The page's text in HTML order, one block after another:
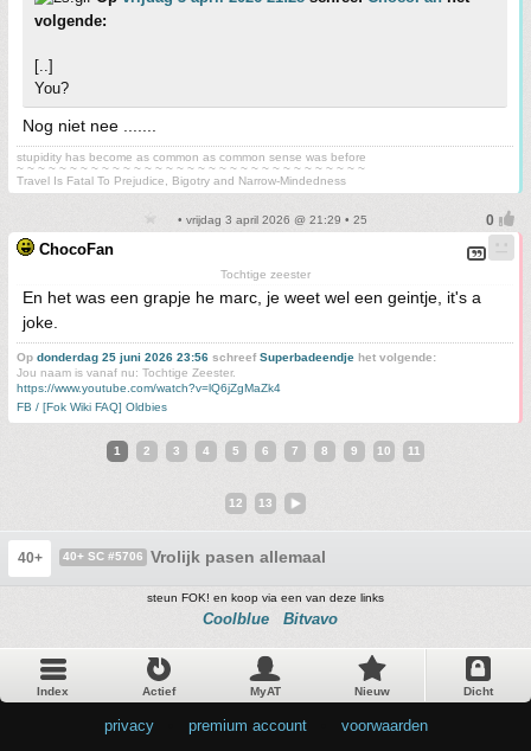
volgende:
[..]
You?
Nog niet nee .......
stupidity has become as common as common sense was before
~ ~ ~ ~ ~ ~ ~ ~ ~ ~ ~ ~ ~ ~ ~ ~ ~ ~ ~ ~ ~ ~ ~ ~ ~ ~ ~ ~ ~ ~ ~ ~ ~
Travel Is Fatal To Prejudice, Bigotry and Narrow-Mindedness
• vrijdag 3 april 2026 @ 21:29 • 25
ChocoFan
Tochtige zeester
En het was een grapje he marc, je weet wel een geintje, it's a
joke.
Op donderdag 25 juni 2026 23:56 schreefSuperbadeendje het volgende:
Jou naam is vanaf nu: Tochtige Zeester.
https://www.youtube.com/watch?v=lQ6jZgMaZk4
FB / [Fok Wiki FAQ] Oldbies
1 2 3 4 5 6 7 8 9 10 11
12 13
40+ 40+ SC #5706 Vrolijk pasen allemaal
steun FOK! en koop via een van deze links
Coolblue Bitvavo
Index Actief MyAT Nieuw Dicht
privacy premium account voorwaarden